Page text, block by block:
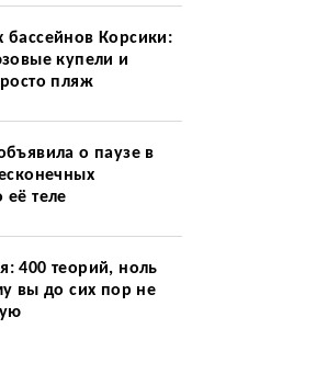
бассейнов Корсики:
купели и
пляж
о паузе в
теле
400 теорий, ноль
вы до сих пор не